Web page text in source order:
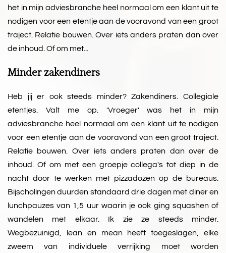
het in mijn adviesbranche heel normaal om een klant uit te
nodigen voor een etentje aan de vooravond van een groot
traject. Relatie bouwen. Over iets anders praten dan over
de inhoud. Of om met...
Minder zakendiners
Heb jij er ook steeds minder? Zakendiners. Collegiale
etentjes. Valt me op. 'Vroeger' was het in mijn
adviesbranche heel normaal om een klant uit te nodigen
voor een etentje aan de vooravond van een groot traject.
Relatie bouwen. Over iets anders praten dan over de
inhoud. Of om met een groepje collega's tot diep in de
nacht door te werken met pizzadozen op de bureaus.
Bijscholingen duurden standaard drie dagen met diner en
lunchpauzes van 1,5 uur waarin je ook ging squashen of
wandelen met elkaar. Ik zie ze steeds minder.
Wegbezuinigd, lean en mean heeft toegeslagen, elke
zweem van individuele verrijking moet worden